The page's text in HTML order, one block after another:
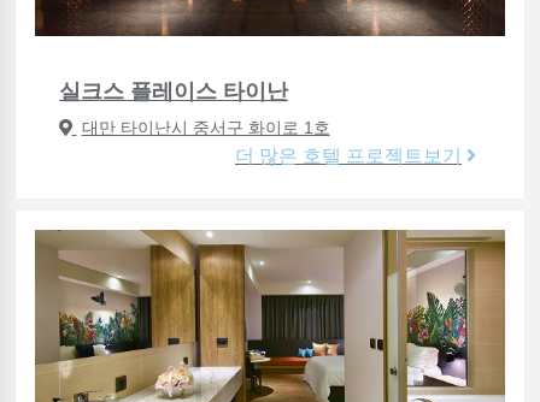
실크스 플레이스 타이난
대만 타이난시 중서구 화이로 1호
더 많은 호텔 프로젝트보기